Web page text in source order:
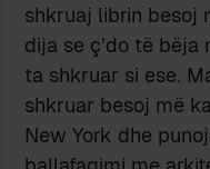
shkruaj librin besoj
dija se ç’do të bëja
ta shkruar si ese.
shkruar besoj më
New York dhe